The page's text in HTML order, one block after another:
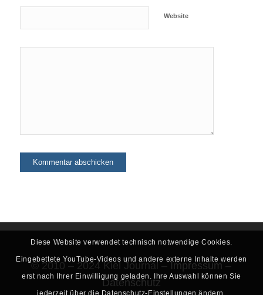
Website
© 2010 – 2024 Kiel Journal –Impressum–
Datenschutz
Diese Website verwendet technisch notwendige Cookies.
Eingebettete YouTube-Videos und andere externe Inhalte werden
erst nach Ihrer Einwilligung geladen. Ihre Auswahl können Sie
jederzeit über die Datenschutz-Einstellungen ändern.